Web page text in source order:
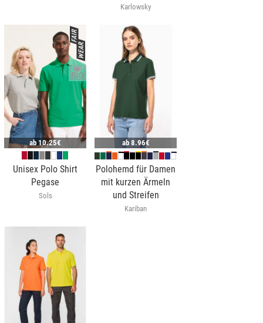
Karlowsky
ab10.25€
Unisex Polo Shirt
Pegase
Sols
ab 8.96€
Polohemd für Damen
mit kurzen Ärmeln
und Streifen
Kariban